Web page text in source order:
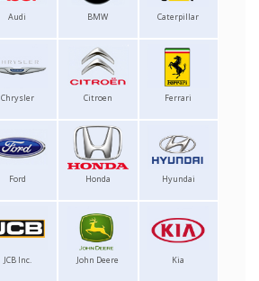
Audi BMW Caterpillar
Chrysler Citroen Ferrari
Ford Honda Hyundai
JCB Inc. John Deere Kia